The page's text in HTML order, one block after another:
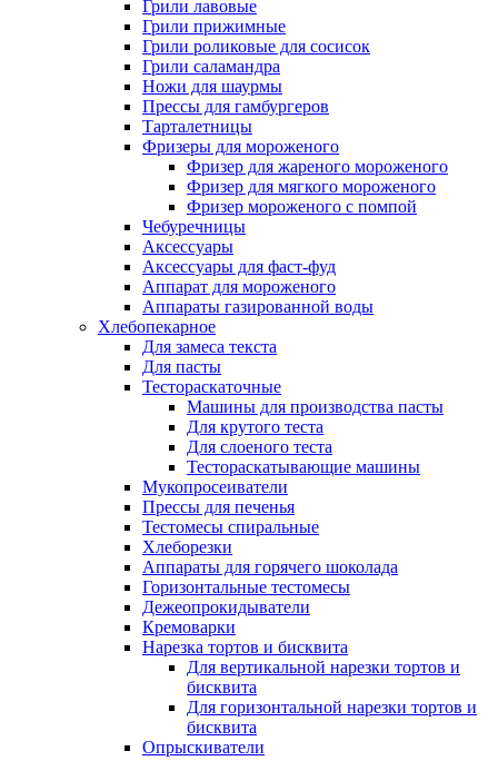
Грили лавовые
Грили прижимные
Грили роликовые для сосисок
Грили саламандра
Ножи для шаурмы
Прессы для гамбургеров
Тарталетницы
Фризеры для мороженого
Фризер для жареного мороженого
Фризер для мягкого мороженого
Фризер мороженого с помпой
Чебуречницы
Аксессуары
Аксессуары для фаст-фуд
Аппарат для мороженого
Аппараты газированной воды
Хлебопекарное
Для замеса текста
Для пасты
Тестораскаточные
Машины для производства пасты
Для крутого теста
Для слоеного теста
Тестораскатывающие машины
Мукопросеиватели
Прессы для печенья
Тестомесы спиральные
Хлеборезки
Аппараты для горячего шоколада
Горизонтальные тестомесы
Дежеопрокидыватели
Кремоварки
Нарезка тортов и бисквита
Для вертикальной нарезки тортов и
бисквита
Для горизонтальной нарезки тортов и
бисквита
Опрыскиватели